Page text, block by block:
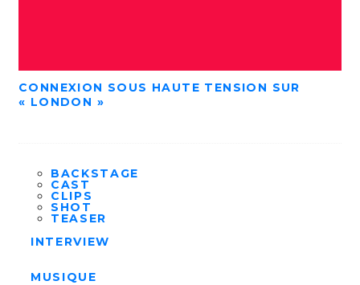
CONNEXION SOUS HAUTE TENSION SUR
« LONDON »
BACKSTAGE
CAST
CLIPS
SHOT
TEASER
INTERVIEW
MUSIQUE